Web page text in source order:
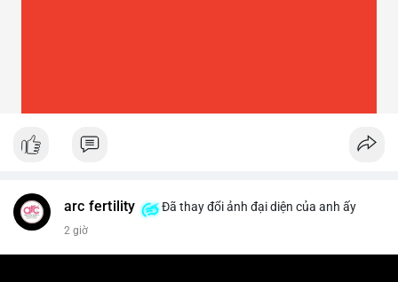
arc fertility Đã thay đổi ảnh đại diện của anh ấy
2 giờ